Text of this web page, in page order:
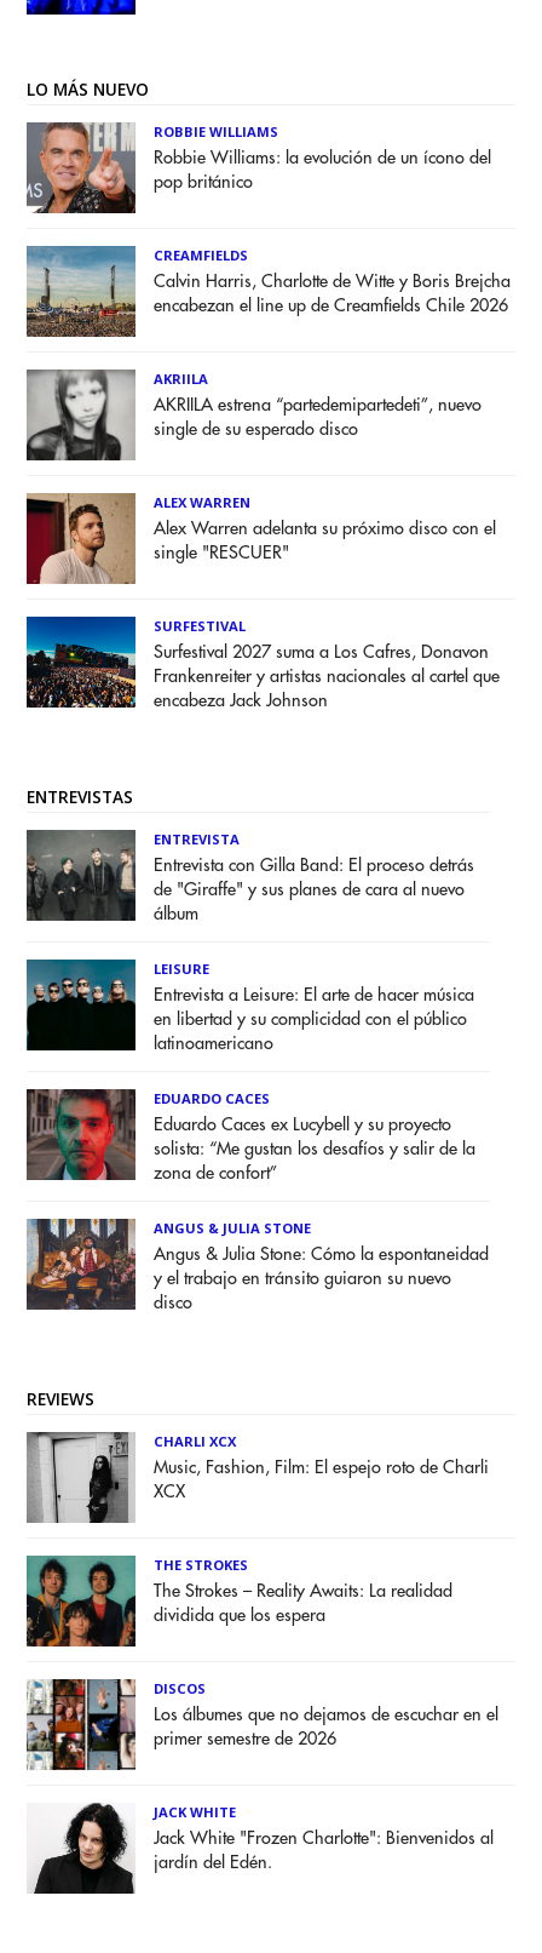
LO MÁS NUEVO
ROBBIE WILLIAMS
Robbie Williams: la evolución de un ícono del
pop británico
CREAMFIELDS
Calvin Harris, Charlotte de Witte y Boris Brejcha
encabezan el line up de Creamfields Chile 2026
AKRIILA
AKRIILA estrena “partedemipartedeti”, nuevo
single de su esperado disco
ALEX WARREN
Alex Warren adelanta su próximo disco con el
single "RESCUER"
SURFESTIVAL
Surfestival 2027 suma a Los Cafres, Donavon
Frankenreiter y artistas nacionales al cartel que
encabeza Jack Johnson
ENTREVISTAS
ENTREVISTA
Entrevista con Gilla Band: El proceso detrás
de "Giraffe" y sus planes de cara al nuevo
álbum
LEISURE
Entrevista a Leisure: El arte de hacer música
en libertad y su complicidad con el público
latinoamericano
EDUARDO CACES
Eduardo Caces ex Lucybell y su proyecto
solista: “Me gustan los desafíos y salir de la
zona de confort”
ANGUS & JULIA STONE
Angus & Julia Stone: Cómo la espontaneidad
y el trabajo en tránsito guiaron su nuevo
disco
REVIEWS
CHARLI XCX
Music, Fashion, Film: El espejo roto de Charli
XCX
THE STROKES
The Strokes – Reality Awaits: La realidad
dividida que los espera
DISCOS
Los álbumes que no dejamos de escuchar en el
primer semestre de 2026
JACK WHITE
Jack White "Frozen Charlotte": Bienvenidos al
jardín del Edén.